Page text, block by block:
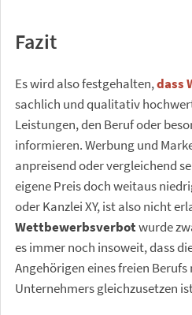
Fazit
Es wird also festgehalten,dass
sachlich und qualitativ
Leistungen, den Beruf oder
informieren. Werbung und
anpreisend oder vergleichend
eigene Preis doch weitaus
oder Kanzlei XY, ist also nicht
Wettbewerbsverbotwurde
es immer noch insoweit, dass
Angehörigen eines freien
Unternehmers gleichzusetzen